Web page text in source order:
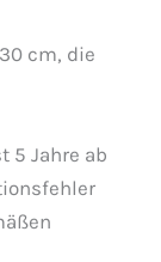
cm, die
5 Jahre ab